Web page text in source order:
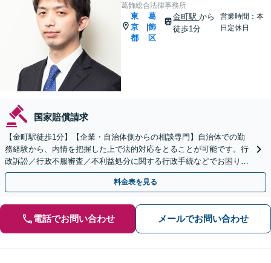
葛飾総合法律事務所
東
京
都
葛
飾
区
金町駅から
徒歩1分
営業時間：本
日定休日
国家賠償請求
【金町駅徒歩1分】【企業・自治体側からの相談専門】自治体での勤
務経験から、内情を把握した上で法的対応をとることが可能です。行
政訴訟／行政不服審査／不利益処分に関する行政手続などでお困りの
方はご相談ください。【初回30分来所相談無料】
料金表を見る
電話でお問い合わせ メールでお問い合わせ